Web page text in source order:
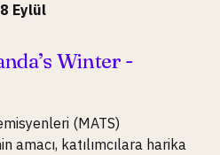
Eylül
Winter -
(MATS)
amacı, katılımcılara harika